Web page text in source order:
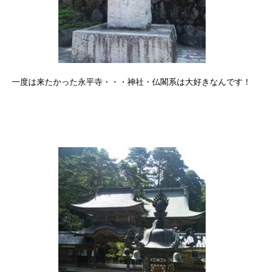
一度は来たかった永平寺・・・神社・仏閣系は大好きなんです！